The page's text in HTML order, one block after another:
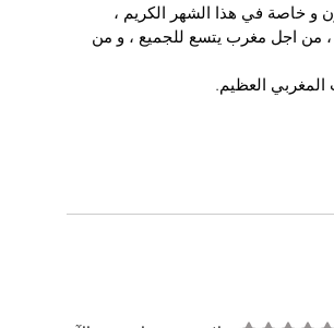
و خاصة في هذا الشهر الكريم ،
من اجل مغرب يتسع للجميع ، و من
العظيم.